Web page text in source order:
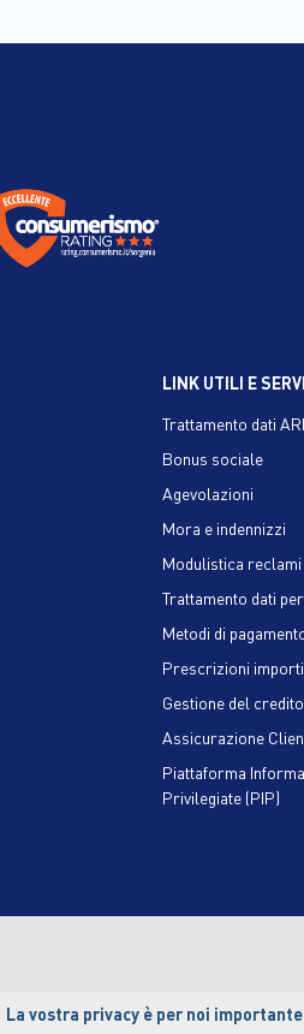
La vostra privacy è per noi
LINK UTILI E
Trattamento dati
Bonus sociale
Agevolazioni
Mora e indennizzi
Modulistica reclami
Trattamento dati
Metodi di
Prescrizioni importi
Gestione del credito
Assicurazione
Piattaforma
Privilegiate (PIP)